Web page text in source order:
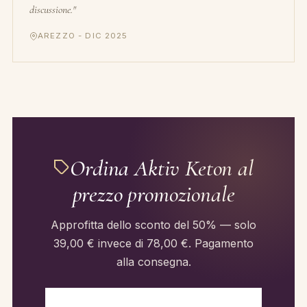
discussione."
AREZZO - DIC 2025
Ordina Aktiv Keton al
prezzo promozionale
Approfitta dello sconto del 50% — solo
39,00 € invece di 78,00 €. Pagamento
alla consegna.